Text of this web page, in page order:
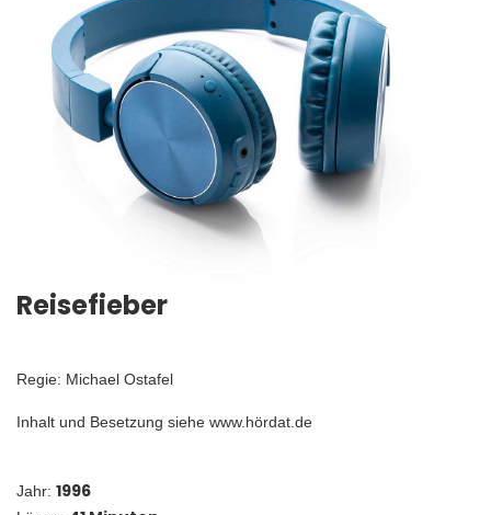
Reisefieber
Regie: Michael Ostafel
Inhalt und Besetzung siehe www.hördat.de
Jahr: 1996